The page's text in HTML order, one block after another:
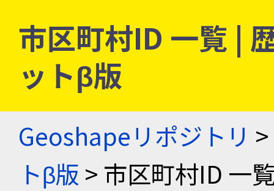
市区町村ID 一覧 |
ットβ版
Geoshapeリポジトリ >
トβ版 > 市区町村ID 一